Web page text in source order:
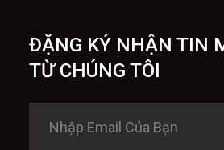
ĐẶNG KÝ NHẬN TIN
TỪ CHÚNG TÔI